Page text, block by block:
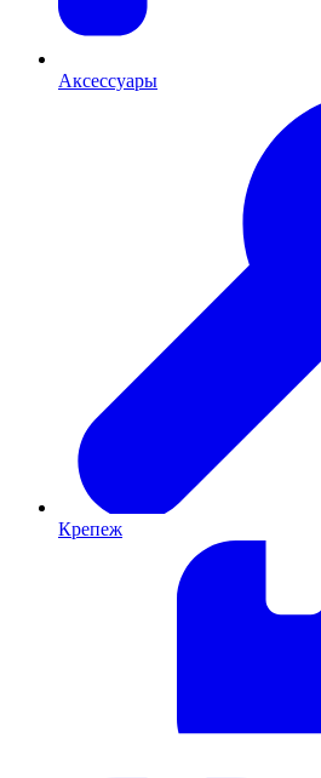
Аксессуары
Крепеж